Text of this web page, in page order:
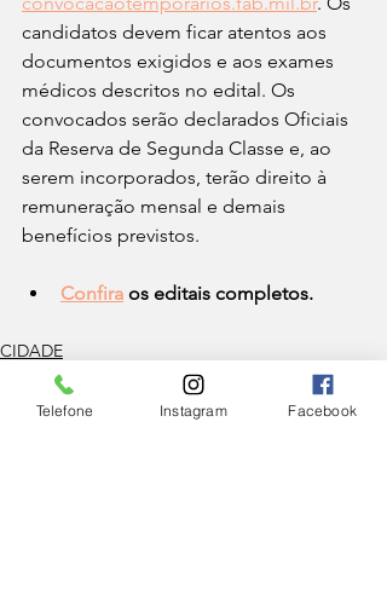
candidatos devem ficar atentos aos
documentos exigidos e aos exames
médicos descritos no edital. Os
convocados serão declarados Oficiais
da Reserva de Segunda Classe e, ao
serem incorporados, terão direito à
remuneração mensal e demais
benefícios previstos.
Confira os editais completos.
CIDADE
Telefone Instagram Facebook